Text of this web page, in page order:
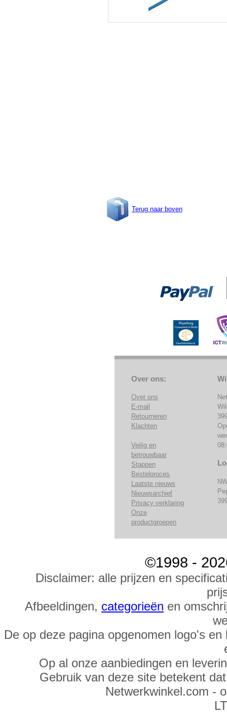
Terug naar boven
Over ons:
Over ons
E-mail
Retourneren
Klachten
Veilig en
betrouwbaar
Stappen
Bestelproces
Laatste nieuws
Nieuwsarchief
Privacy verklaring
Onze
productgroepen
©1998 -
Disclaimer: alle prijzen en
Afbeeldingen, categorieën en
De op deze pagina opgenomen logo's
Op al onze aanbiedingen en
Gebruik van deze site betekent
Netwerkwinkel.com -